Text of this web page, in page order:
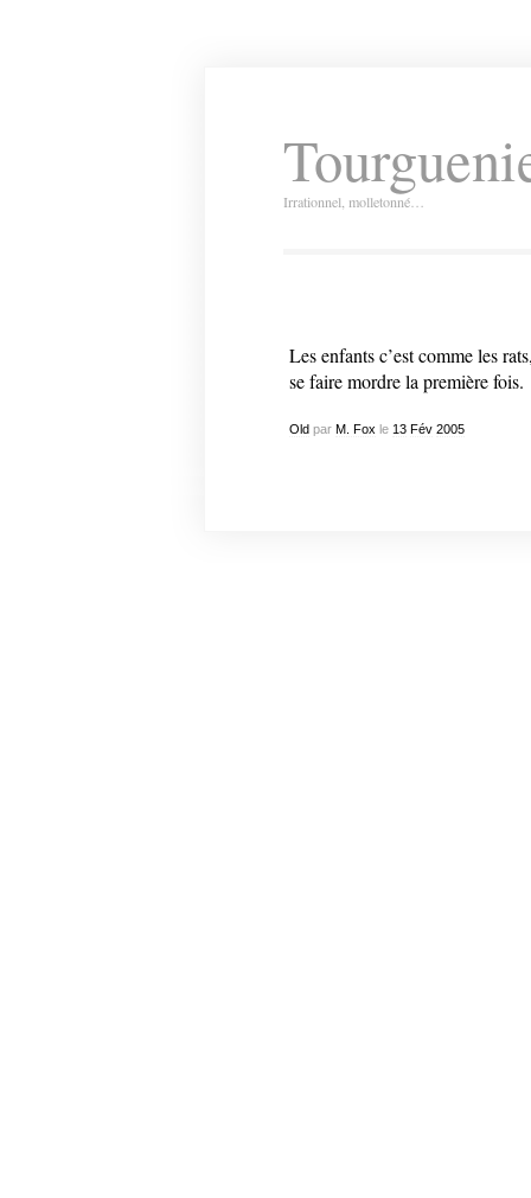
Irrationnel, molletonné…
Les enfants c’est comme les
se faire mordre la première fois.
Oldpar M. Fox le 13 Fév 2005